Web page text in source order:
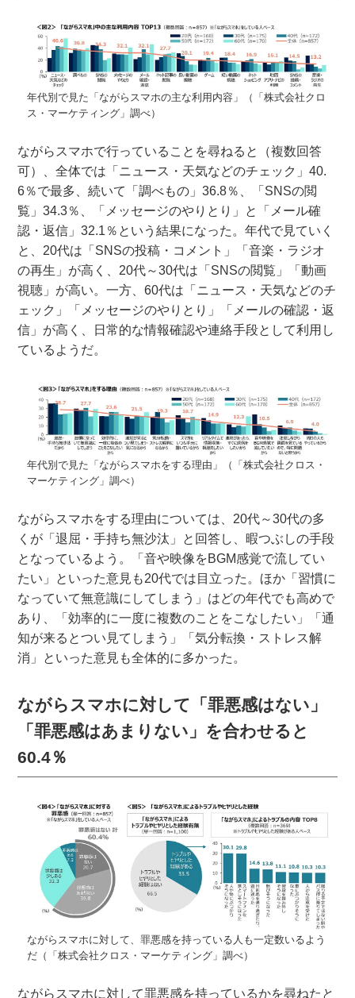
年代別で見た「ながらスマホの主な利用内容」（「株式会社クロ
ス・マーケティング」調べ）
ながらスマホで行っていることを尋ねると（複数回答
可）、全体では「ニュース・天気などのチェック」40.
6％で最多、続いて「調べもの」36.8％、「SNSの閲
覧」34.3％、「メッセージのやりとり」と「メール確
認・返信」32.1％という結果になった。年代で見ていく
と、20代は「SNSの投稿・コメント」「音楽・ラジオ
の再生」が高く、20代～30代は「SNSの閲覧」「動画
視聴」が高い。一方、60代は「ニュース・天気などのチ
ェック」「メッセージのやりとり」「メールの確認・返
信」が高く、日常的な情報確認や連絡手段として利用し
ているようだ。
年代別で見た「ながらスマホをする理由」（「株式会社クロス・
マーケティング」調べ）
ながらスマホをする理由については、20代～30代の多
くが「退屈・手持ち無沙汰」と回答し、暇つぶしの手段
となっているよう。「音や映像をBGM感覚で流してい
たい」といった意見も20代では目立った。ほか「習慣に
なっていて無意識にしてしまう」はどの年代でも高めで
あり、「効率的に一度に複数のことをこなしたい」「通
知が来るとつい見てしまう」「気分転換・ストレス解
消」といった意見も全体的に多かった。
ながらスマホに対して「罪悪感はない」
「罪悪感はあまりない」を合わせると
60.4％
ながらスマホに対して、罪悪感を持っている人も一定数いるよう
だ（「株式会社クロス・マーケティング」調べ）
ながらスマホに対して罪悪感を持っているかを尋ねたと